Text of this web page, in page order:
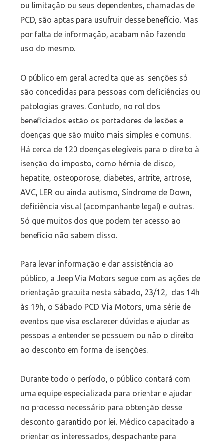
ou limitação ou seus dependentes, chamadas de
PCD, são aptas para usufruir desse benefício. Mas
por falta de informação, acabam não fazendo
uso do mesmo.
O público em geral acredita que as isenções só
são concedidas para pessoas com deficiências ou
patologias graves. Contudo, no rol dos
beneficiados estão os portadores de lesões e
doenças que são muito mais simples e comuns.
Há cerca de 120 doenças elegíveis para o direito à
isenção do imposto, como hérnia de disco,
hepatite, osteoporose, diabetes, artrite, artrose,
AVC, LER ou ainda autismo, Síndrome de Down,
deficiência visual (acompanhante legal) e outras.
Só que muitos dos que podem ter acesso ao
benefício não sabem disso.
Para levar informação e dar assistência ao
público, a Jeep Via Motors segue com as ações de
orientação gratuita nesta sábado, 23/12, das 14h
às 19h, o Sábado PCD Via Motors, uma série de
eventos que visa esclarecer dúvidas e ajudar as
pessoas a entender se possuem ou não o direito
ao desconto em forma de isenções.
Durante todo o período, o público contará com
uma equipe especializada para orientar e ajudar
no processo necessário para obtenção desse
desconto garantido por lei. Médico capacitado a
orientar os interessados, despachante para